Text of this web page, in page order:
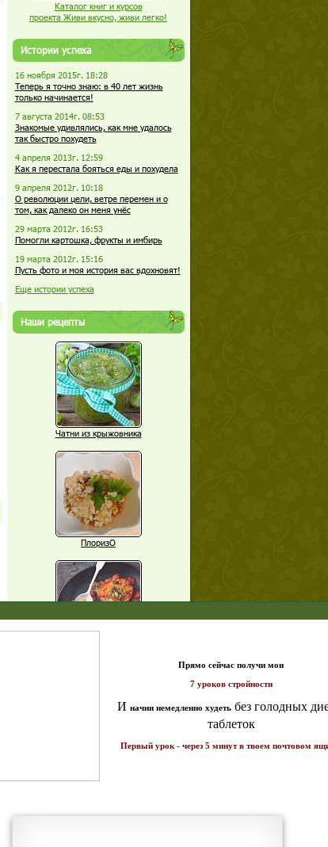
Каталог книг и курсов
проекта Живи вкусно, живи легко!
Истории успеха
16 ноября 2015г. 18:28
Теперь я точно знаю: в 40 лет жизнь
только начинается!
7 августа 2014г. 08:53
Знакомые удивлялись, как мне удалось
так быстро похудеть
4 апреля 2013г. 12:59
Как я перестала бояться еды и похудела
9 апреля 2012г. 10:18
О революции цели, ветре перемен и о
том, как далеко он меня унёс
29 марта 2012г. 16:53
Помогли картошка, фрукты и имбирь
19 марта 2012г. 15:16
Пусть фото и моя история вас вдохновят!
Еще истории успеха
Наши рецепты
Чатни из крыжовника
ПлоризО
Еще рецепты